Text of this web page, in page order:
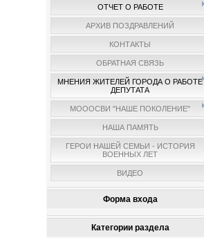
ОТЧЕТ О РАБОТЕ
АРХИВ ПОЗДРАВЛЕНИЙ
КОНТАКТЫ
ОБРАТНАЯ СВЯЗЬ
МНЕНИЯ ЖИТЕЛЕЙ ГОРОДА О РАБОТЕ
ДЕПУТАТА
МОООСВИ "НАШЕ ПОКОЛЕНИЕ"
НАША ПАМЯТЬ
ГЕРОИ НАШЕЙ СЕМЬИ - ИСТОРИЯ
ВОЕННЫХ ЛЕТ
ВИДЕО
Форма входа
Категории раздела